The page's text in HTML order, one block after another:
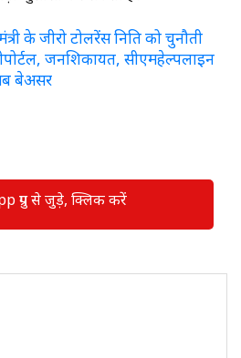
के जीरो टोलरेंस निति को चुनौती
जनशिकायत, सीएमहेल्पलाइन
बेअसर
ग्रुप से जुड़े, क्लिक करें